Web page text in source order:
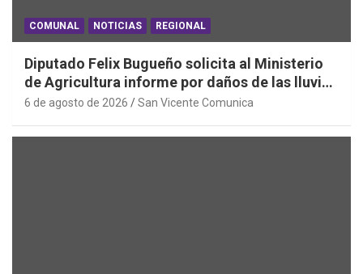
COMUNAL NOTICIAS REGIONAL
Diputado Felix Bugueño solicita al Ministerio
de Agricultura informe por daños de las lluvias
en la Región de O´Higgins
6 de agosto de 2026 San Vicente Comunica